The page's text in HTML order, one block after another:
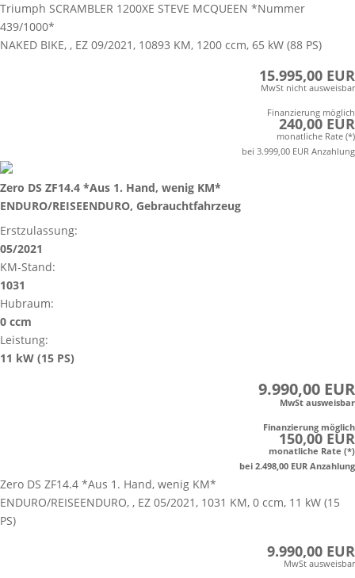
Triumph SCRAMBLER 1200XE STEVE MCQUEEN *Nummer
439/1000*
NAKED BIKE, , EZ 09/2021, 10893 KM, 1200 ccm, 65 kW (88 PS)
15.995,00 EUR
MwSt nicht ausweisbar
Finanzierung möglich
240,00 EUR
monatliche Rate (*)
bei 3.999,00 EUR Anzahlung
Zero DS ZF14.4 *Aus 1. Hand, wenig KM*
ENDURO/REISEENDURO, Gebrauchtfahrzeug
Erstzulassung:
05/2021
KM-Stand:
1031
Hubraum:
0 ccm
Leistung:
11 kW (15 PS)
9.990,00 EUR
MwSt ausweisbar
Finanzierung möglich
150,00 EUR
monatliche Rate (*)
bei 2.498,00 EUR Anzahlung
Zero DS ZF14.4 *Aus 1. Hand, wenig KM*
ENDURO/REISEENDURO, , EZ 05/2021, 1031 KM, 0 ccm, 11 kW (15
PS)
9.990,00 EUR
MwSt ausweisbar